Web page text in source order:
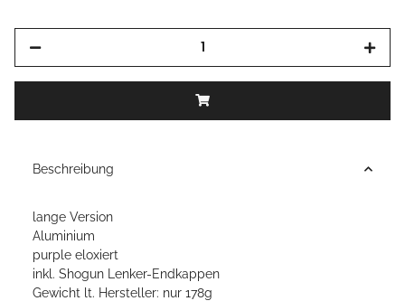
Beschreibung
lange Version
Aluminium
purple eloxiert
inkl. Shogun Lenker-Endkappen
Gewicht lt. Hersteller: nur 178g